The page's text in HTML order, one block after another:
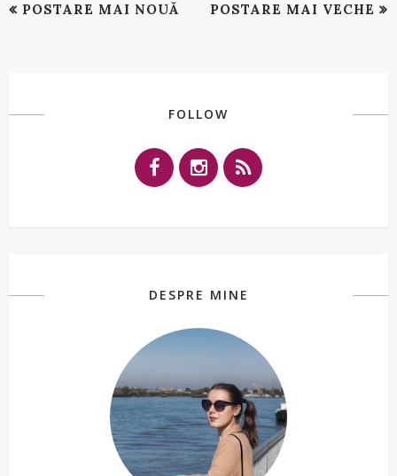
POSTARE MAI NOUĂ POSTARE MAI VECHE
FOLLOW
DESPRE MINE